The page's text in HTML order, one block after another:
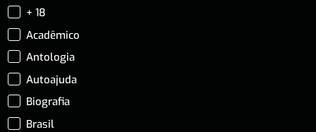
+ 18
Acadêmico
Antologia
Autoajuda
Biografia
Brasil